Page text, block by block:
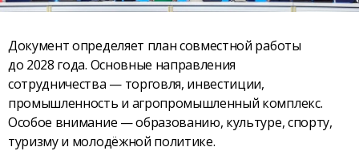
Документ определяет план совместной работы
до 2028 года. Основные направления
сотрудничества — торговля, инвестиции,
промышленность и агропромышленный комплекс.
Особое внимание — образованию, культуре, спорту,
туризму и молодёжной политике.